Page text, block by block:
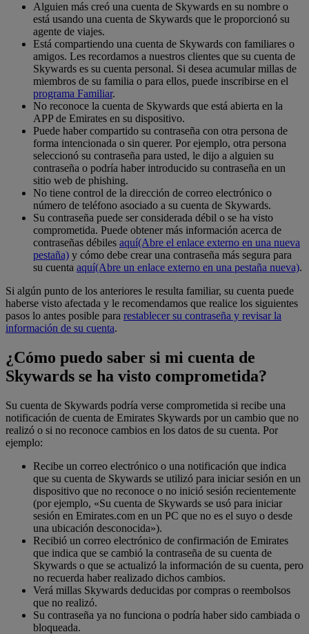
Alguien más creó una cuenta de Skywards en su nombre o
está usando una cuenta de Skywards que le proporcionó su
agente de viajes.
Está compartiendo una cuenta de Skywards con familiares o
amigos. Les recordamos a nuestros clientes que su cuenta de
Skywards es su cuenta personal. Si desea acumular millas de
miembros de su familia o para ellos, puede inscribirse en el
programa Familiar.
No reconoce la cuenta de Skywards que está abierta en la
APP de Emirates en su dispositivo.
Puede haber compartido su contraseña con otra persona de
forma intencionada o sin querer. Por ejemplo, otra persona
seleccionó su contraseña para usted, le dijo a alguien su
contraseña o podría haber introducido su contraseña en un
sitio web de phishing.
No tiene control de la dirección de correo electrónico o
número de teléfono asociado a su cuenta de Skywards.
Su contraseña puede ser considerada débil o se ha visto
comprometida. Puede obtener más información acerca de
contraseñas débiles aquí(Abre el enlace externo en una nueva
pestaña) y cómo debe crear una contraseña más segura para
su cuenta aquí(Abre un enlace externo en una pestaña nueva).
Si algún punto de los anteriores le resulta familiar, su cuenta puede
haberse visto afectada y le recomendamos que realice los siguientes
pasos lo antes posible para restablecer su contraseña y revisar la
información de su cuenta.
¿Cómo puedo saber si mi cuenta de
Skywards se ha visto comprometida?
Su cuenta de Skywards podría verse comprometida si recibe una
notificación de cuenta de Emirates Skywards por un cambio que no
realizó o si no reconoce cambios en los datos de su cuenta. Por
ejemplo:
Recibe un correo electrónico o una notificación que indica
que su cuenta de Skywards se utilizó para iniciar sesión en un
dispositivo que no reconoce o no inició sesión recientemente
(por ejemplo, «Su cuenta de Skywards se usó para iniciar
sesión en Emirates.com en un PC que no es el suyo o desde
una ubicación desconocida»).
Recibió un correo electrónico de confirmación de Emirates
que indica que se cambió la contraseña de su cuenta de
Skywards o que se actualizó la información de su cuenta, pero
no recuerda haber realizado dichos cambios.
Verá millas Skywards deducidas por compras o reembolsos
que no realizó.
Su contraseña ya no funciona o podría haber sido cambiada o
bloqueada.